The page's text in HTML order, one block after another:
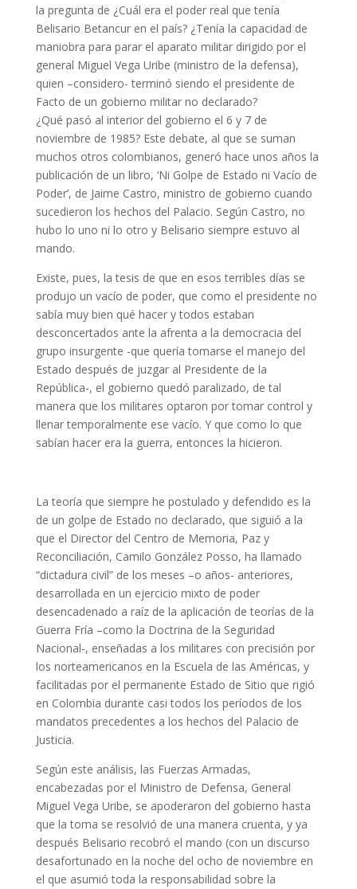
la pregunta de ¿Cuál era el poder real que tenía
Belisario Betancur en el país? ¿Tenía la capacidad de
maniobra para parar el aparato militar dirigido por el
general Miguel Vega Uribe (ministro de la defensa),
quien –considero- terminó siendo el presidente de
Facto de un gobierno militar no declarado?
¿Qué pasó al interior del gobierno el 6 y 7 de
noviembre de 1985? Este debate, al que se suman
muchos otros colombianos, generó hace unos años la
publicación de un libro, ‘Ni Golpe de Estado ni Vacío de
Poder’, de Jaime Castro, ministro de gobierno cuando
sucedieron los hechos del Palacio. Según Castro, no
hubo lo uno ni lo otro y Belisario siempre estuvo al
mando.
Existe, pues, la tesis de que en esos terribles días se
produjo un vacío de poder, que como el presidente no
sabía muy bien qué hacer y todos estaban
desconcertados ante la afrenta a la democracia del
grupo insurgente -que quería tomarse el manejo del
Estado después de juzgar al Presidente de la
República-, el gobierno quedó paralizado, de tal
manera que los militares optaron por tomar control y
llenar temporalmente ese vacío. Y que como lo que
sabían hacer era la guerra, entonces la hicieron.
La teoría que siempre he postulado y defendido es la
de un golpe de Estado no declarado, que siguió a la
que el Director del Centro de Memoria, Paz y
Reconciliación, Camilo González Posso, ha llamado
“dictadura civil” de los meses –o años- anteriores,
desarrollada en un ejercicio mixto de poder
desencadenado a raíz de la aplicación de teorías de la
Guerra Fría –como la Doctrina de la Seguridad
Nacional-, enseñadas a los militares con precisión por
los norteamericanos en la Escuela de las Américas, y
facilitadas por el permanente Estado de Sitio que rigió
en Colombia durante casi todos los períodos de los
mandatos precedentes a los hechos del Palacio de
Justicia.
Según este análisis, las Fuerzas Armadas,
encabezadas por el Ministro de Defensa, General
Miguel Vega Uribe, se apoderaron del gobierno hasta
que la toma se resolvió de una manera cruenta, y ya
después Belisario recobró el mando (con un discurso
desafortunado en la noche del ocho de noviembre en
el que asumió toda la responsabilidad sobre la